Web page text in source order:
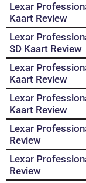
Lexar
Kaart Review
Lexar
SD Kaart Review
Lexar
Kaart Review
Lexar
Kaart Review
Lexar
Review
Lexar
Review